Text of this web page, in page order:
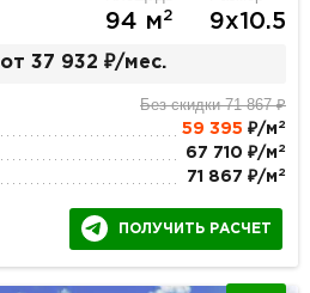
94 м2 9х10.5
от 37 932 ₽/мес.
Без скидки 71 867 ₽
59 395 ₽/м 2
67 710 ₽/м 2
71 867 ₽/м 2
ПОЛУЧИТЬ РАСЧЕТ